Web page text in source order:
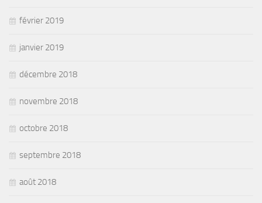
février 2019
janvier 2019
décembre 2018
novembre 2018
octobre 2018
septembre 2018
août 2018